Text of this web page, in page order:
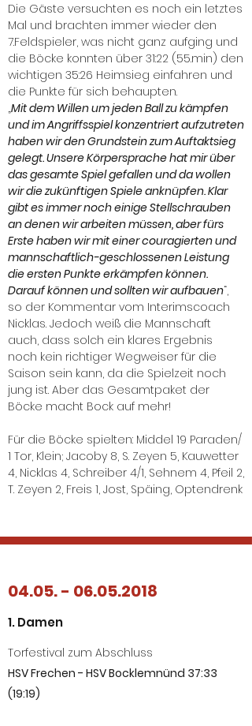
Die Gäste versuchten es noch ein letztes
Mal und brachten immer wieder den
7.Feldspieler, was nicht ganz aufging und
die Böcke konnten über 31:22 (55.min) den
wichtigen 35:26 Heimsieg einfahren und
die Punkte für sich behaupten.
„Mit dem Willen um jeden Ball zu kämpfen
und im Angriffsspiel konzentriert aufzutreten
haben wir den Grundstein zum Auftaktsieg
gelegt. Unsere Körpersprache hat mir über
das gesamte Spiel gefallen und da wollen
wir die zukünftigen Spiele anknüpfen. Klar
gibt es immer noch einige Stellschrauben
an denen wir arbeiten müssen, aber fürs
Erste haben wir mit einer couragierten und
mannschaftlich-geschlossenen Leistung
die ersten Punkte erkämpfen können.
Darauf können und sollten wir aufbauen“,
so der Kommentar vom Interimscoach
Nicklas. Jedoch weiß die Mannschaft
auch, dass solch ein klares Ergebnis
noch kein richtiger Wegweiser für die
Saison sein kann, da die Spielzeit noch
jung ist. Aber das Gesamtpaket der
Böcke macht Bock auf mehr!
Für die Böcke spielten: Middel 19 Paraden/
1 Tor, Klein; Jacoby 8, S. Zeyen 5, Kauwetter
4, Nicklas 4, Schreiber 4/1, Sehnem 4, Pfeil 2,
T. Zeyen 2, Freis 1, Jost, Späing, Optendrenk
04.05. - 06.05.2018
1. Damen
Torfestival zum Abschluss
HSV Frechen - HSV Bocklemnünd 37:33
(19:19)